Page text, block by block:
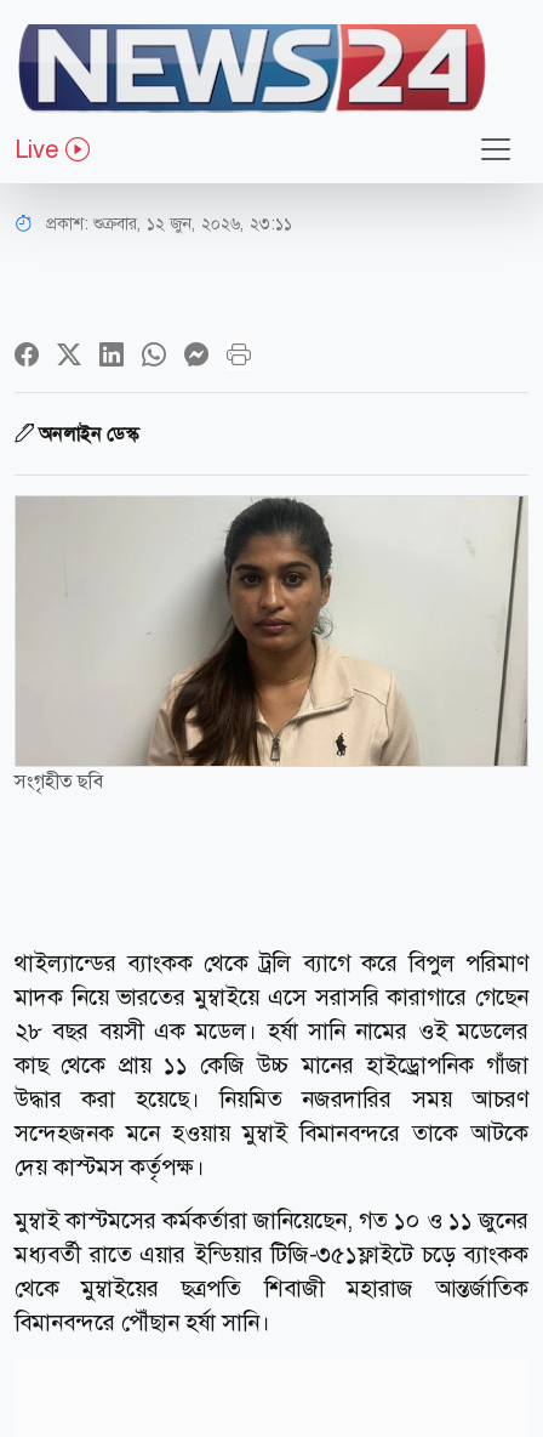
Live
আন্তর্জাতিক
বিমানবন্দরে সাড়ে ১৪ কোটি টাকার
গাঁজাসহ মডেল গ্রেপ্তার
প্রকাশ: শুক্রবার, ১২ জুন, ২০২৬, ২৩:১১
অনলাইন ডেস্ক
সংগৃহীত ছবি
থাইল্যান্ডের ব্যাংকক থেকে ট্রলি ব্যাগে করে বিপুল পরিমাণ
মাদক নিয়ে ভারতের মুম্বাইয়ে এসে সরাসরি কারাগারে গেছেন
২৮ বছর বয়সী এক মডেল। হর্ষা সানি নামের ওই মডেলের
কাছ থেকে প্রায় ১১ কেজি উচ্চ মানের হাইড্রোপনিক গাঁজা
উদ্ধার করা হয়েছে। নিয়মিত নজরদারির সময় আচরণ
সন্দেহজনক মনে হওয়ায় মুম্বাই বিমানবন্দরে তাকে আটকে
দেয় কাস্টমস কর্তৃপক্ষ।
মুম্বাই কাস্টমসের কর্মকর্তারা জানিয়েছেন, গত ১০ ও ১১ জুনের
মধ্যবর্তী রাতে এয়ার ইন্ডিয়ার টিজি-৩৫১ফ্লাইটে চড়ে ব্যাংকক
থেকে মুম্বাইয়ের ছত্রপতি শিবাজী মহারাজ আন্তর্জাতিক
বিমানবন্দরে পৌঁছান হর্ষা সানি।